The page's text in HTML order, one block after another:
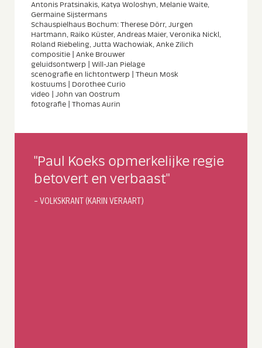
Antonis Pratsinakis, Katya Woloshyn, Melanie Waite,
Germaine Sijstermans
Schauspielhaus Bochum: Therese Dörr, Jurgen
Hartmann, Raiko Küster, Andreas Maier, Veronika Nickl,
Roland Riebeling, Jutta Wachowiak, Anke Zilich
compositie | Anke Brouwer
geluidsontwerp | Will-Jan Pielage
scenografie en lichtontwerp | Theun Mosk
kostuums | Dorothee Curio
video | John van Oostrum
fotografie | Thomas Aurin
"Paul Koeks opmerkelijke regie
betovert en verbaast"
– VOLKSKRANT (KARIN VERAART)
meer